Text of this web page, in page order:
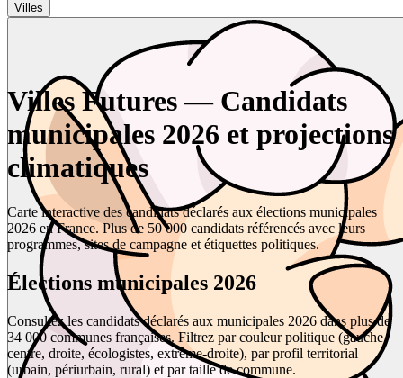
Villes
Villes Futures — Candidats
municipales 2026 et projections
climatiques
Carte interactive des candidats déclarés aux élections municipales
2026 en France. Plus de 50 000 candidats référencés avec leurs
programmes, sites de campagne et étiquettes politiques.
Élections municipales 2026
Consultez les candidats déclarés aux municipales 2026 dans plus de
34 000 communes françaises. Filtrez par couleur politique (gauche,
centre, droite, écologistes, extrême-droite), par profil territorial
(urbain, périurbain, rural) et par taille de commune.